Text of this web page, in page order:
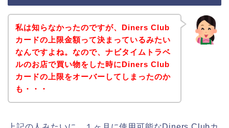
私は知らなかったのですが、Diners Club
カードの上限金額って決まっているみたい
なんですよね。なので、ナビタイムトラベ
ルのお店で買い物をした時にDiners Club
カードの上限をオーバーしてしまったのか
も・・・